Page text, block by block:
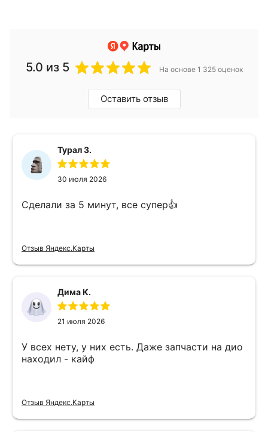
5.0 из 5 На основе 1 325 оценок
Оставить отзыв
Турал З.
30 июля 2026
Сделали за 5 минут, все супер👍
Отзыв Яндекс.Карты
Дима К.
21 июля 2026
У всех нету, у них есть. Даже запчасти на дио
находил - кайф
Отзыв Яндекс.Карты